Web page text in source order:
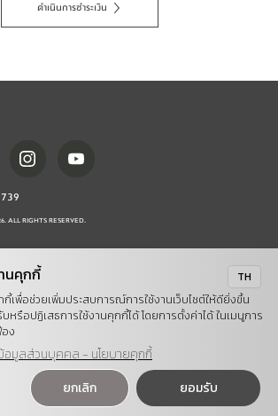
ดำเนินการชำระเงิน
. ALL RIGHTS RESERVED.
TH
นคุกกี้
กี้เพื่อช่วยเพิ่มประสบการณ์การใช้งานเว็บไซต์ให้ดียิ่งขึ้น
รือปฏิเสธการใช้งานคุกกี้ได้ โดยการตั้งค่าได้ ในเมนูการ
ง
อมูลส่วนบุคคล - นโยบายคุกกี้
ยกเลิก
ยอมรับ